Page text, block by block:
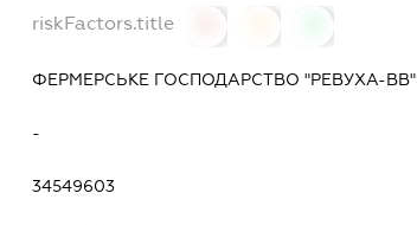
riskFactors.title
ФЕРМЕРСЬКЕ ГОСПОДАРСТВО "РЕВУХА-ВВ"
-
34549603